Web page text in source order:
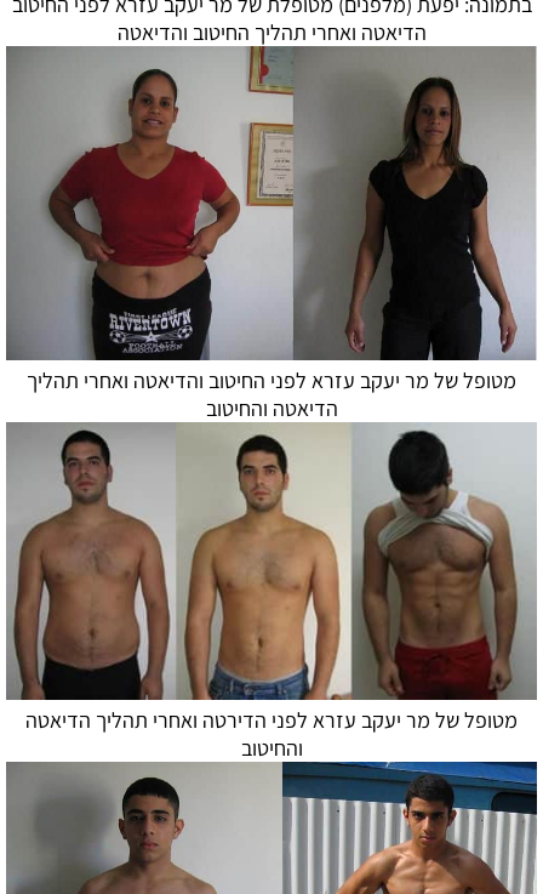
הדיאטה ואחרי תהליך החיטוב והדיאטה
מטופל של מר יעקב עזרא לפני החיטוב והדיאטה ואחרי תהליך
הדיאטה והחיטוב
מטופל של מר יעקב עזרא לפני הדירטה ואחרי תהליך הדיאטה
והחיטוב